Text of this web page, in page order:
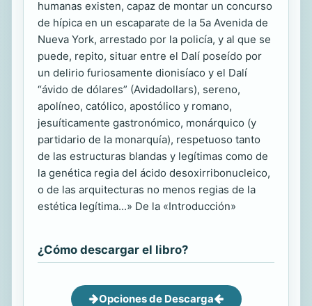
humanas existen, capaz de montar un concurso
de hípica en un escaparate de la 5a Avenida de
Nueva York, arrestado por la policía, y al que se
puede, repito, situar entre el Dalí poseído por
un delirio furiosamente dionisíaco y el Dalí
“ávido de dólares” (Avidadollars), sereno,
apolíneo, católico, apostólico y romano,
jesuíticamente gastronómico, monárquico (y
partidario de la monarquía), respetuoso tanto
de las estructuras blandas y legítimas como de
la genética regia del ácido desoxirribonucleico,
o de las arquitecturas no menos regias de la
estética legítima...» De la «Introducción»
¿Cómo descargar el libro?
Opciones de Descarga